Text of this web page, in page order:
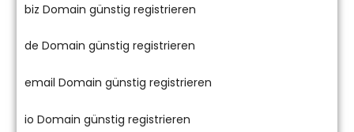
biz Domain günstig registrieren
de Domain günstig registrieren
email Domain günstig registrieren
io Domain günstig registrieren